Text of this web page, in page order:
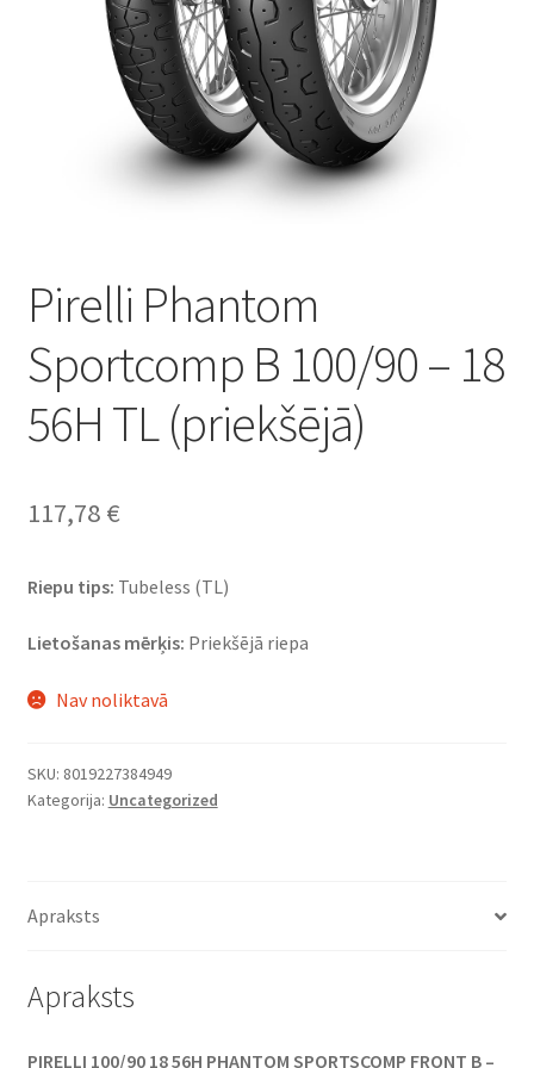
Pirelli Phantom
Sportcomp B 100/90 – 18
56H TL (priekšējā)
117,78 €
Riepu tips: Tubeless (TL)
Lietošanas mērķis: Priekšējā riepa
Nav noliktavā
SKU: 8019227384949
Kategorija: Uncategorized
Apraksts
Apraksts
PIRELLI 100/90 18 56H PHANTOM SPORTSCOMP FRONT B –